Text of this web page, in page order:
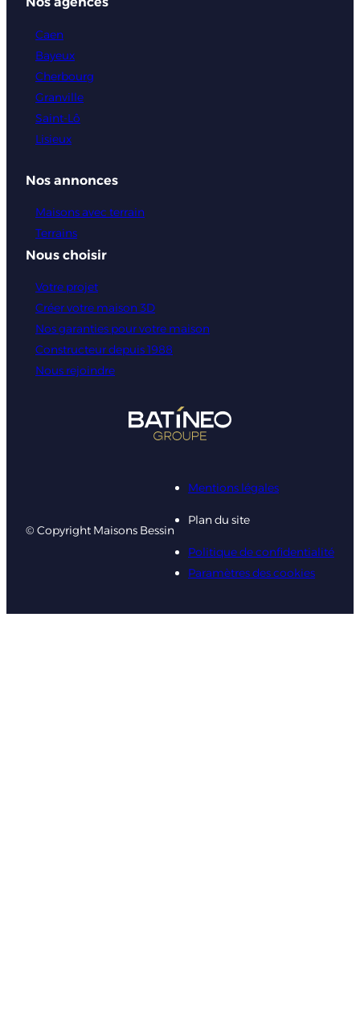
Caen
Bayeux
Cherbourg
Granville
Saint-Lô
Lisieux
Nos annonces
Maisons avec terrain
Terrains
Nous choisir
Votre projet
Créer votre maison 3D
Nos garanties pour votre maison
Constructeur depuis 1988
Nous rejoindre
© Copyright Maisons Bessin
Mentions légales
Plan du site
Politique de confidentialité
Paramètres des cookies